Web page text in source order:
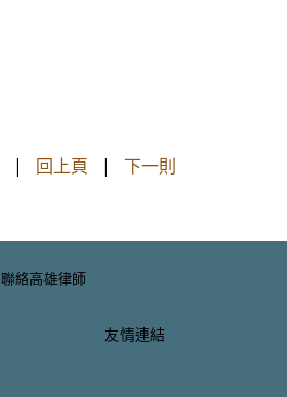
| 回上頁 | 下一則
聯絡高雄律師
友情連結